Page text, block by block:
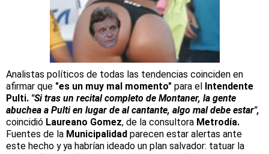
Analistas políticos de todas las tendencias coinciden en
afirmar que "es un muy mal momento" para el Intendente
Pulti. "Si tras un recital completo de Montaner, la gente
abuchea a Pulti en lugar de al cantante, algo mal debe estar",
coincidió Laureano Gomez, de la consultora Metrodía.
Fuentes de la Municipalidad parecen estar alertas ante
este hecho y ya habrían ideado un plan salvador: tatuar la